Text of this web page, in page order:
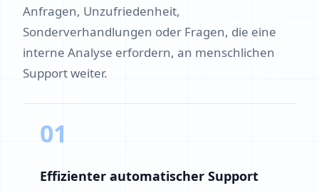
Anfragen, Unzufriedenheit,
Sonderverhandlungen oder Fragen, die eine
interne Analyse erfordern, an menschlichen
Support weiter.
01
Effizienter automatischer Support